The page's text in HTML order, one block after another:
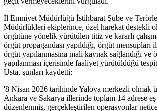
İl Emniyet Müdürlüğü İstihbarat Şube ve
Müdürlükleri ekiplerince, özel harekat destekli
örgütüne yönelik yürütülen titiz ve kararlı
örgüt propagandası yapıldığı, örgüt
örgüt yapılanmasına mali kaynak sağlandığı ve
yapılanması içerisinde faaliyet yürütüldüğü
Usta, şunları kaydetti:
'8 Nisan 2026 tarihinde Yalova merkezli olmak
Ankara ve Sakarya illerinde toplam 14 adrese eş
düzenlenmiş, gerçekleştirilen operasyonlar